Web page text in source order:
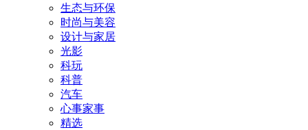
生态与环保
时尚与美容
设计与家居
光影
科玩
科普
汽车
心事家事
精选